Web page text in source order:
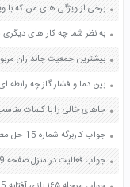
بیشترین جمعیت جانداران
بین دما و فشار گاز چه رابطه ای وجود دارد
جواب کاربرگه شماره 15 حل مطالعات اجتماعی نهم
جواب فعالیت در منزل صفحه 119 کتاب تفکر و سبک زندگی هشتم درباره عادت ها